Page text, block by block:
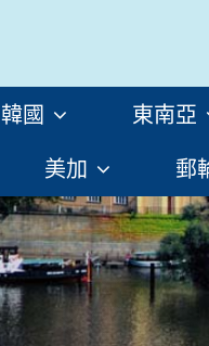
韓國 東南亞
美加 郵